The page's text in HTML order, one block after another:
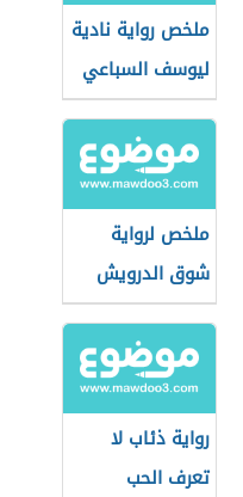
ملخص رواية نادية
ليوسف السباعي
ملخص لرواية
شوق الدرويش
رواية ذئاب لا
تعرف الحب